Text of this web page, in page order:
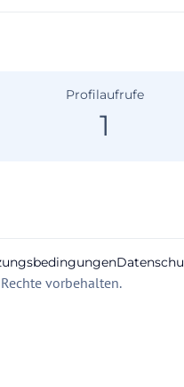
Profilaufrufe
1
vorbehalten.